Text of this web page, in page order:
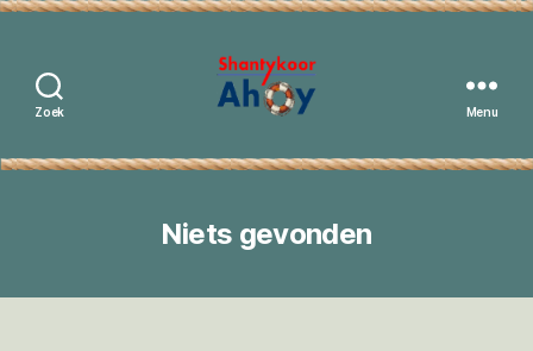
Zoek
Ahoy
Menu
Niets gevonden